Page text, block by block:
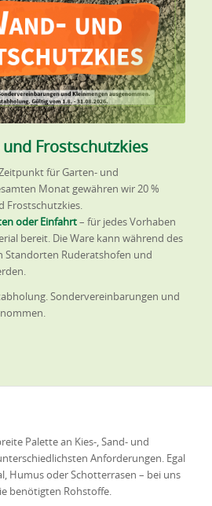
und Frostschutzkies
für Garten- und
Monat gewähren wir 20 %
Frostschutzkies.
oder Einfahrt– für jedes Vorhaben
bereit. Die Ware kann während des
Standorten Ruderatshofen und
. Sondervereinbarungen und
Palette an Kies-, Sand- und
Anforderungen. Egal
Humus oder Schotterrasen – bei uns
benötigten Rohstoffe.